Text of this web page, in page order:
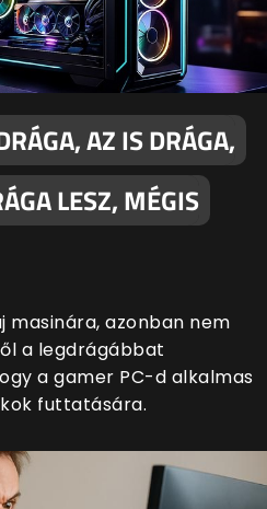
AZ IS DRÁGA,
LESZ, MÉGIS
masinára, azonban nem
a legdrágábbat
a gamer PC-d alkalmas
futtatására.